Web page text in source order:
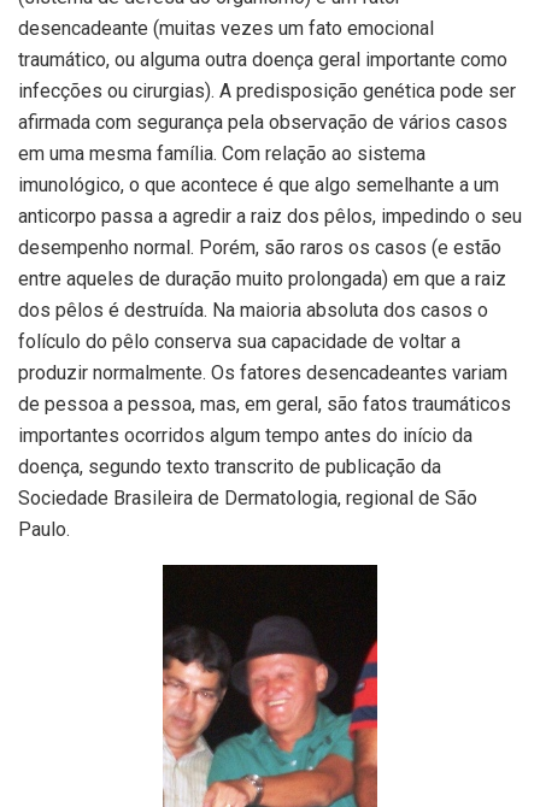
desencadeante (muitas vezes um fato emocional
traumático, ou alguma outra doença geral importante como
infecções ou cirurgias). A predisposição genética pode ser
afirmada com segurança pela observação de vários casos
em uma mesma família. Com relação ao sistema
imunológico, o que acontece é que algo semelhante a um
anticorpo passa a agredir a raiz dos pêlos, impedindo o seu
desempenho normal. Porém, são raros os casos (e estão
entre aqueles de duração muito prolongada) em que a raiz
dos pêlos é destruída. Na maioria absoluta dos casos o
folículo do pêlo conserva sua capacidade de voltar a
produzir normalmente. Os fatores desencadeantes variam
de pessoa a pessoa, mas, em geral, são fatos traumáticos
importantes ocorridos algum tempo antes do início da
doença, segundo texto transcrito de publicação da
Sociedade Brasileira de Dermatologia, regional de São
Paulo.